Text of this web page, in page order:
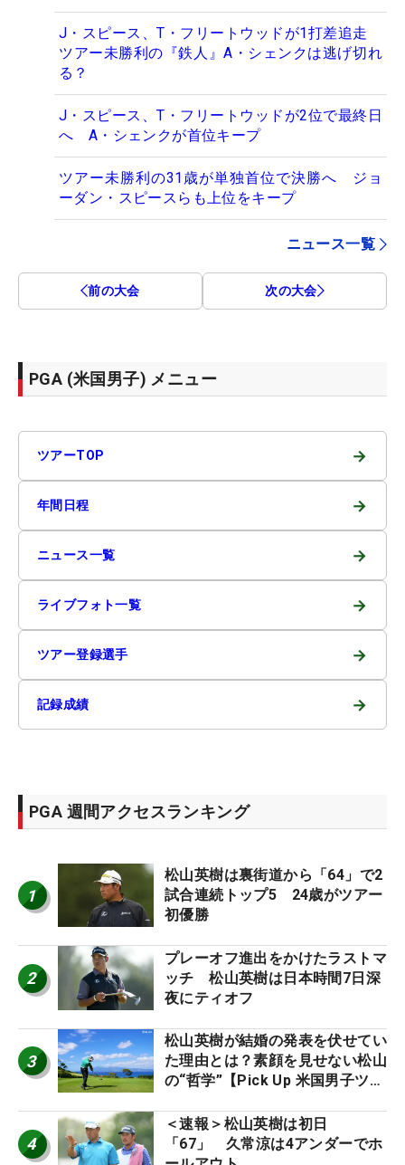
J・スピース、T・フリートウッドが1打差追走
ツアー未勝利の『鉄人』A・シェンクは逃げ切れ
る？
J・スピース、T・フリートウッドが2位で最終日
へ A・シェンクが首位キープ
ツアー未勝利の31歳が単独首位で決勝へ ジョ
ーダン・スピースらも上位をキープ
ニュース一覧
前の大会 次の大会
PGA (米国男子) メニュー
ツアーTOP →
年間日程 →
ニュース一覧 →
ライブフォト一覧 →
ツアー登録選手 →
記録成績 →
PGA 週間アクセスランキング
1
松山英樹は裏街道から「64」で2
試合連続トップ5 24歳がツアー
初優勝
2
プレーオフ進出をかけたラストマ
ッチ 松山英樹は日本時間7日深
夜にティオフ
3
松山英樹が結婚の発表を伏せてい
た理由とは？素顔を見せない松山
の“哲学”【Pick Up 米国男子ツア
4
＜速報＞松山英樹は初日
「67」 久常涼は4アンダーでホ